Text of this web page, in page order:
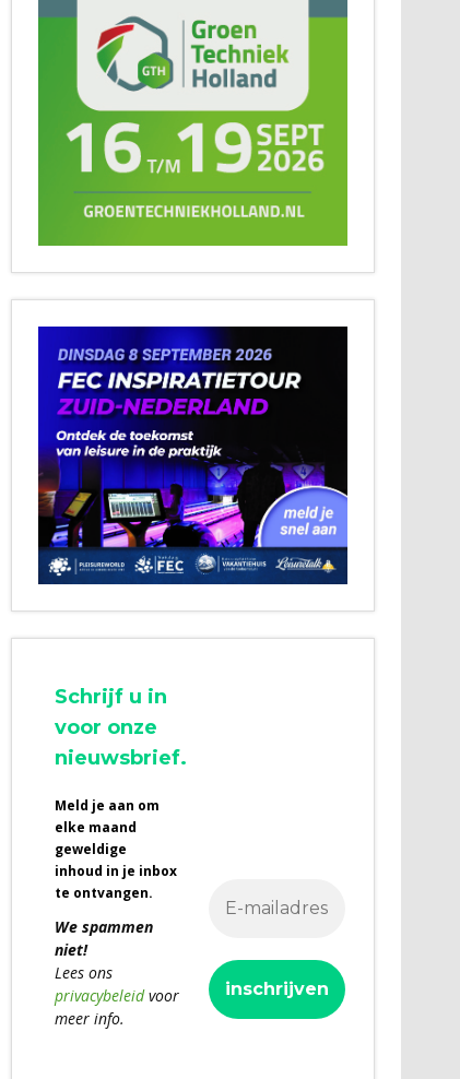
Schrijf u in
voor onze
nieuwsbrief.
Meld je aan om
elke maand
geweldige
inhoud in je inbox
te ontvangen.
We spammen
niet!
Lees ons
privacybeleidvoor
meer info.